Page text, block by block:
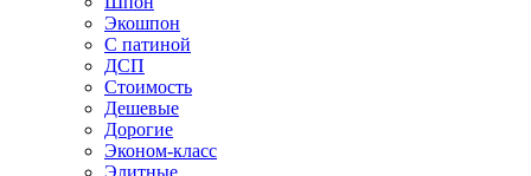
Экошпон
С патиной
ДСП
Стоимость
Дешевые
Дорогие
Эконом-класс
Элитные